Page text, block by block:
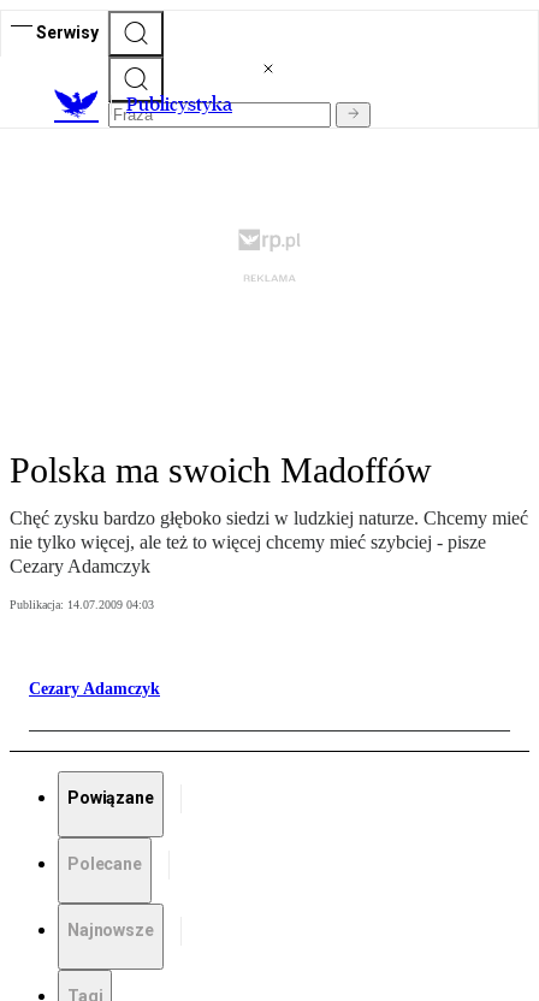
Serwisy
Publicystyka
Polska ma swoich Madoffów
Chęć zysku bardzo głęboko siedzi w ludzkiej naturze. Chcemy mieć
nie tylko więcej, ale też to więcej chcemy mieć szybciej - pisze
Cezary Adamczyk
Publikacja: 14.07.2009 04:03
Cezary Adamczyk
Powiązane
Polecane
Najnowsze
Tagi